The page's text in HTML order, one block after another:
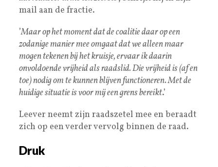
mail aan de fractie.
’Maar op het moment dat de coalitie daar op een
zodanige manier mee omgaat dat we alleen maar
mogen tekenen bij het kruisje, ervaar ik daarin
onvoldoende vrijheid als raadslid. Die vrijheid is (af en
toe) nodig om te kunnen blijven functioneren. Met de
huidige situatie is voor mij een grens bereikt.’
Leever neemt zijn raadszetel mee en beraadt
zich op een verder vervolg binnen de raad.
Druk